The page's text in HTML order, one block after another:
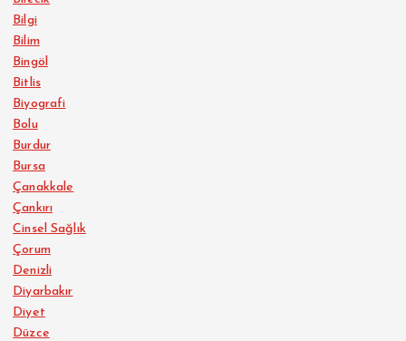
Bilgi
Bilim
Bingöl
Bitlis
Biyografi
Bolu
Burdur
Bursa
Çanakkale
Çankırı
Cinsel Sağlık
Çorum
Denizli
Diyarbakır
Diyet
Düzce